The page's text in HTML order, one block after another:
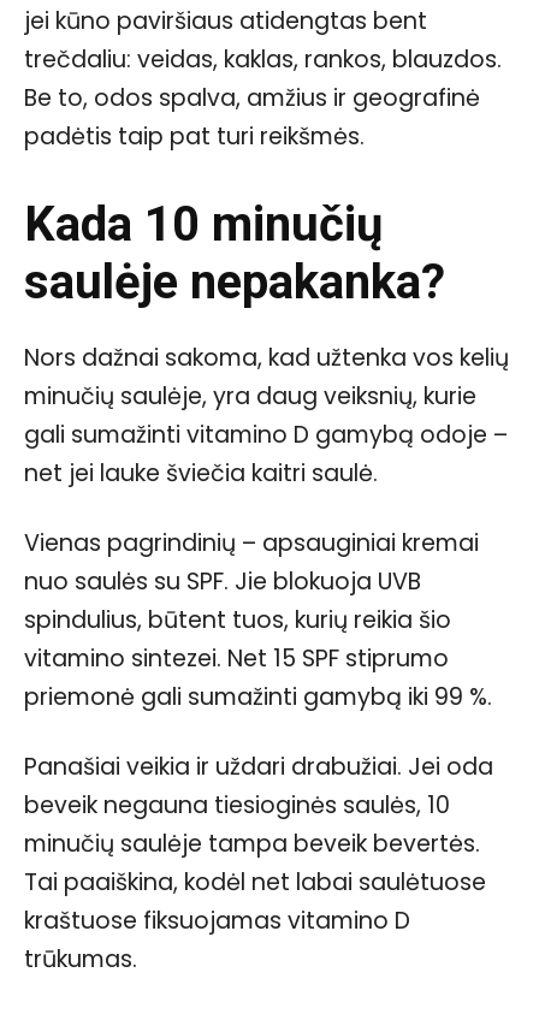
jei kūno paviršiaus atidengtas bent
trečdaliu: veidas, kaklas, rankos, blauzdos.
Be to, odos spalva, amžius ir geografinė
padėtis taip pat turi reikšmės.
Kada 10 minučių
saulėje nepakanka?
Nors dažnai sakoma, kad užtenka vos kelių
minučių saulėje, yra daug veiksnių, kurie
gali sumažinti vitamino D gamybą odoje –
net jei lauke šviečia kaitri saulė.
Vienas pagrindinių – apsauginiai kremai
nuo saulės su SPF. Jie blokuoja UVB
spindulius, būtent tuos, kurių reikia šio
vitamino sintezei. Net 15 SPF stiprumo
priemonė gali sumažinti gamybą iki 99 %.
Panašiai veikia ir uždari drabužiai. Jei oda
beveik negauna tiesioginės saulės, 10
minučių saulėje tampa beveik bevertės.
Tai paaiškina, kodėl net labai saulėtuose
kraštuose fiksuojamas vitamino D
trūkumas.